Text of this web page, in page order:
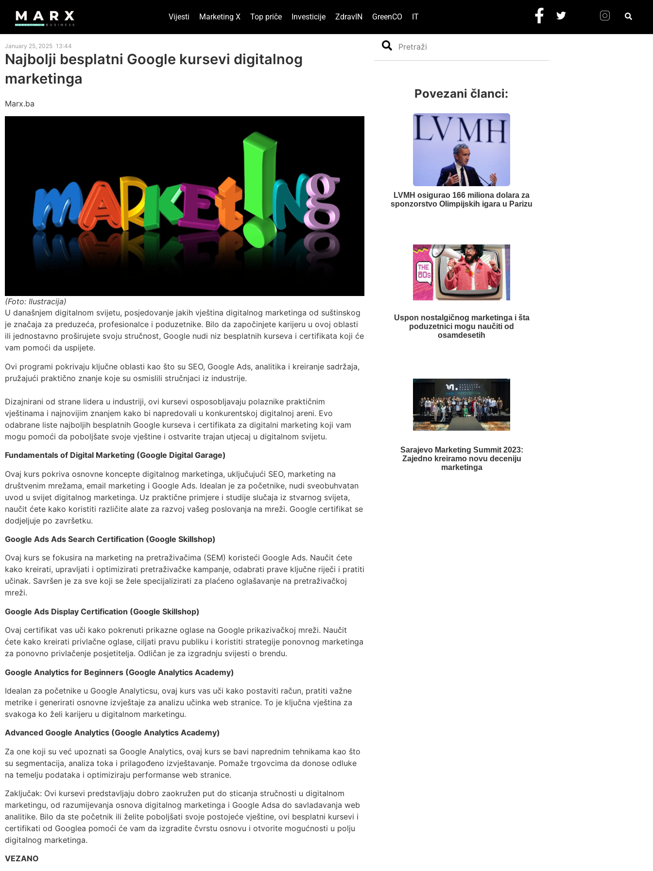
Vijesti Marketing X Top priče Investicije ZdravIN GreenCO IT
January 25, 2025 13:44
Najbolji besplatni Google kursevi digitalnog
marketinga
Marx.ba
(Foto: Ilustracija)
U današnjem digitalnom svijetu, posjedovanje jakih vještina digitalnog marketinga od suštinskog
je značaja za preduzeća, profesionalce i poduzetnike. Bilo da započinjete karijeru u ovoj oblasti
ili jednostavno proširujete svoju stručnost, Google nudi niz besplatnih kurseva i certifikata koji će
vam pomoći da uspijete.
Ovi programi pokrivaju ključne oblasti kao što su SEO, Google Ads, analitika i kreiranje sadržaja,
pružajući praktično znanje koje su osmislili stručnjaci iz industrije.
Dizajnirani od strane lidera u industriji, ovi kursevi osposobljavaju polaznike praktičnim
vještinama i najnovijim znanjem kako bi napredovali u konkurentskoj digitalnoj areni. Evo
odabrane liste najboljih besplatnih Google kurseva i certifikata za digitalni marketing koji vam
mogu pomoći da poboljšate svoje vještine i ostvarite trajan utjecaj u digitalnom svijetu.
Fundamentals of Digital Marketing (Google Digital Garage)
Ovaj kurs pokriva osnovne koncepte digitalnog marketinga, uključujući SEO, marketing na
društvenim mrežama, email marketing i Google Ads. Idealan je za početnike, nudi sveobuhvatan
uvod u svijet digitalnog marketinga. Uz praktične primjere i studije slučaja iz stvarnog svijeta,
naučit ćete kako koristiti različite alate za razvoj vašeg poslovanja na mreži. Google certifikat se
dodjeljuje po završetku.
Google Ads Ads Search Certification (Google Skillshop)
Ovaj kurs se fokusira na marketing na pretraživačima (SEM) koristeći Google Ads. Naučit ćete
kako kreirati, upravljati i optimizirati pretraživačke kampanje, odabrati prave ključne riječi i pratiti
učinak. Savršen je za sve koji se žele specijalizirati za plaćeno oglašavanje na pretraživačkoj
mreži.
Google Ads Display Certification (Google Skillshop)
Ovaj certifikat vas uči kako pokrenuti prikazne oglase na Google prikazivačkoj mreži. Naučit
ćete kako kreirati privlačne oglase, ciljati pravu publiku i koristiti strategije ponovnog marketinga
za ponovno privlačenje posjetitelja. Odličan je za izgradnju svijesti o brendu.
Google Analytics for Beginners (Google Analytics Academy)
Idealan za početnike u Google Analyticsu, ovaj kurs vas uči kako postaviti račun, pratiti važne
metrike i generirati osnovne izvještaje za analizu učinka web stranice. To je ključna vještina za
svakoga ko želi karijeru u digitalnom marketingu.
Advanced Google Analytics (Google Analytics Academy)
Za one koji su već upoznati sa Google Analytics, ovaj kurs se bavi naprednim tehnikama kao što
su segmentacija, analiza toka i prilagođeno izvještavanje. Pomaže trgovcima da donose odluke
na temelju podataka i optimiziraju performanse web stranice.
Zaključak: Ovi kursevi predstavljaju dobro zaokružen put do sticanja stručnosti u digitalnom
marketingu, od razumijevanja osnova digitalnog marketinga i Google Adsa do savladavanja web
analitike. Bilo da ste početnik ili želite poboljšati svoje postojeće vještine, ovi besplatni kursevi i
certifikati od Googlea pomoći će vam da izgradite čvrstu osnovu i otvorite mogućnosti u polju
digitalnog marketinga.
VEZANO
Search
Povezani članci:
LVMH osigurao 166 miliona dolara za
sponzorstvo Olimpijskih igara u Parizu
Uspon nostalgičnog marketinga i šta
poduzetnici mogu naučiti od
osamdesetih
Sarajevo Marketing Summit 2023:
Zajedno kreiramo novu deceniju
marketinga